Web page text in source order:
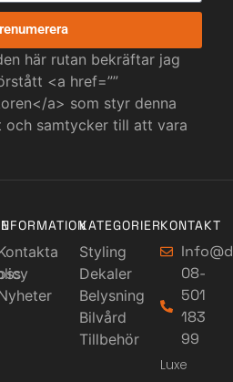
här rutan bekräftar jag
<a href=””
a> som styr denna
och samtycker till att vara
KATEGORIER
Styling
Dekaler
Belysning
Bilvård
Tillbehör
KONTAKT
08-
501
183
99
Luxe